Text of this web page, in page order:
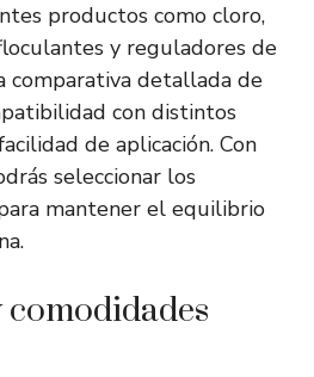
productos como cloro,
y reguladores de
comparativa detallada de
con distintos
de aplicación. Con
seleccionar los
mantener el equilibrio